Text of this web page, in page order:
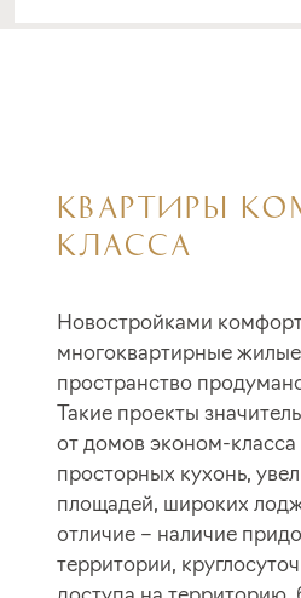
КВАРТИРЫ
КЛАССА
Новостройками
многоквартирные
пространство
Такие проекты
от домов эконом-
просторных кухонь,
площадей, широких
отличие – наличие
территории,